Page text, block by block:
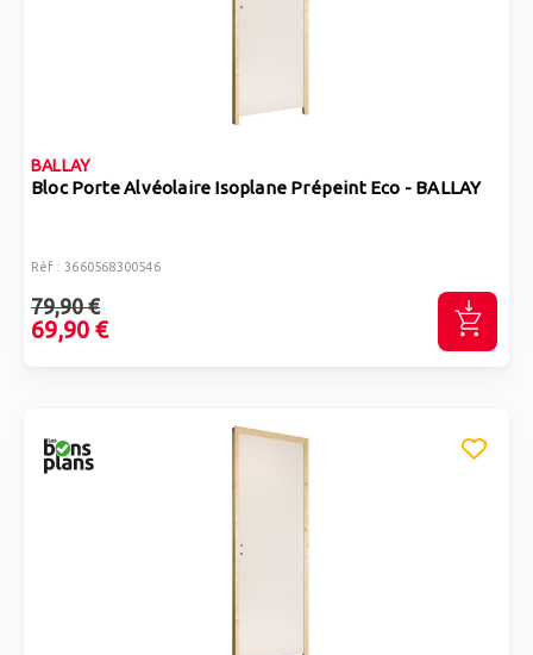
BALLAY
Bloc Porte Alvéolaire Isoplane Prépeint Eco - BALLAY
Réf : 3660568300546
69,90 €
79,90 €